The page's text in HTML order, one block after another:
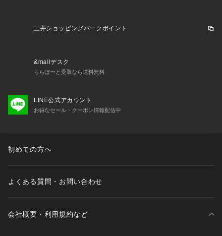
三井ショッピングパークポイント
&mallデスク
ららぽーと受取なら送料無料
LINE公式アカウント
お得なセール・クーポン情報配信中
初めての方へ
よくある質問・お問い合わせ
会社概要・利用規約など